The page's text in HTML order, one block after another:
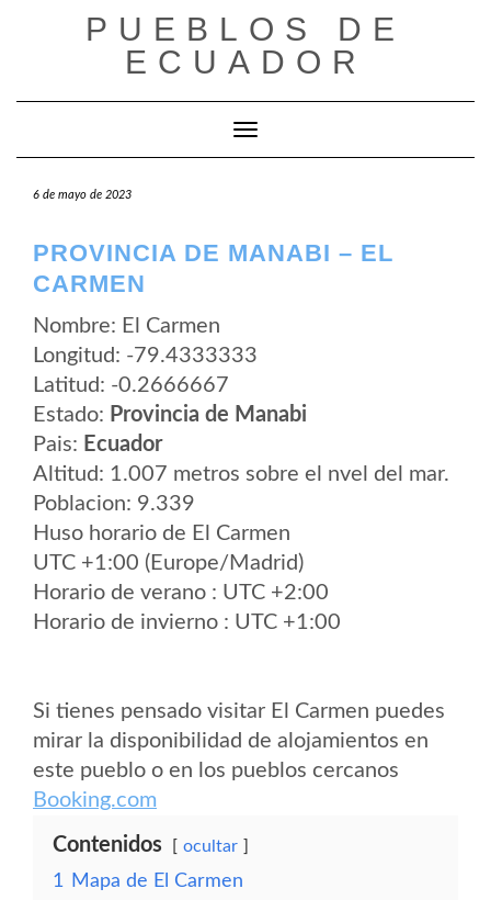
PUEBLOS DE
ECUADOR
Cambiar modo de navegación
6 de mayo de 2023
PROVINCIA DE MANABI – EL
CARMEN
Nombre: El Carmen
Longitud: -79.4333333
Latitud: -0.2666667
Estado: Provincia de Manabi
Pais: Ecuador
Altitud: 1.007 metros sobre el nvel del mar.
Poblacion: 9.339
Huso horario de El Carmen
UTC +1:00 (Europe/Madrid)
Horario de verano : UTC +2:00
Horario de invierno : UTC +1:00
Si tienes pensado visitar El Carmen puedes
mirar la disponibilidad de alojamientos en
este pueblo o en los pueblos cercanos
Booking.com
Contenidos ocultar
1
Mapa de El Carmen